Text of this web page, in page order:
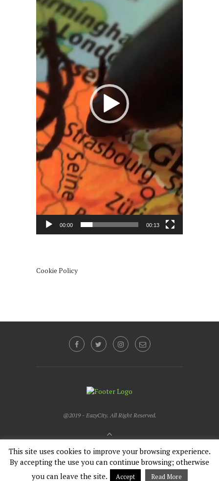
00:00 00:13
Cookie Policy
@2019 - EazyCity. All Right Reserved.
This site uses cookies to improve your browsing experience.
By accepting the use you can continue browsing; otherwise
you can leave the site.
Accept Read More
Español